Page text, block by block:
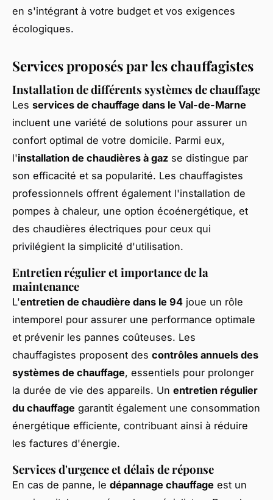
en s'intégrant à votre budget et vos exigences
écologiques.
Services proposés par les chauffagistes
Installation de différents systèmes de chauffage
Les services de chauffage dans le Val-de-Marne
incluent une variété de solutions pour assurer un
confort optimal de votre domicile. Parmi eux,
l'installation de chaudières à gaz se distingue par
son efficacité et sa popularité. Les chauffagistes
professionnels offrent également l'installation de
pompes à chaleur, une option écoénergétique, et
des chaudières électriques pour ceux qui
privilégient la simplicité d'utilisation.
Entretien régulier et importance de la
maintenance
L'entretien de chaudière dans le 94 joue un rôle
intemporel pour assurer une performance optimale
et prévenir les pannes coûteuses. Les
chauffagistes proposent des contrôles annuels des
systèmes de chauffage, essentiels pour prolonger
la durée de vie des appareils. Un entretien régulier
du chauffage garantit également une consommation
énergétique efficiente, contribuant ainsi à réduire
les factures d'énergie.
Services d'urgence et délais de réponse
En cas de panne, le dépannage chauffage est un